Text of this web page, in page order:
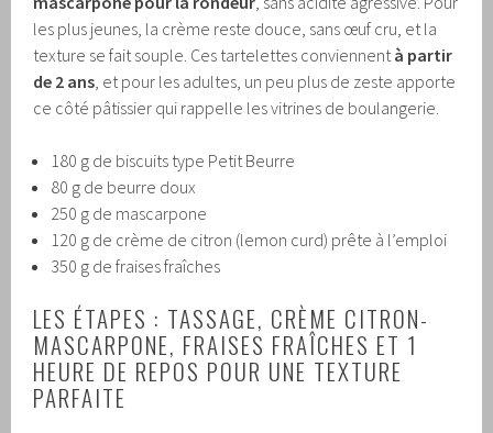
les plus jeunes, la crème reste douce, sans œuf cru, et la
texture se fait souple. Ces tartelettes conviennent à partir
de 2 ans , et pour les adultes, un peu plus de zeste apporte
ce côté pâtissier qui rappelle les vitrines de boulangerie.
180 g de biscuits type Petit Beurre
80 g de beurre doux
250 g de mascarpone
120 g de crème de citron (lemon curd) prête à l’emploi
350 g de fraises fraîches
LES ÉTAPES : TASSAGE, CRÈME CITRON-
MASCARPONE, FRAISES FRAÎCHES ET 1
HEURE DE REPOS POUR UNE TEXTURE
PARFAITE